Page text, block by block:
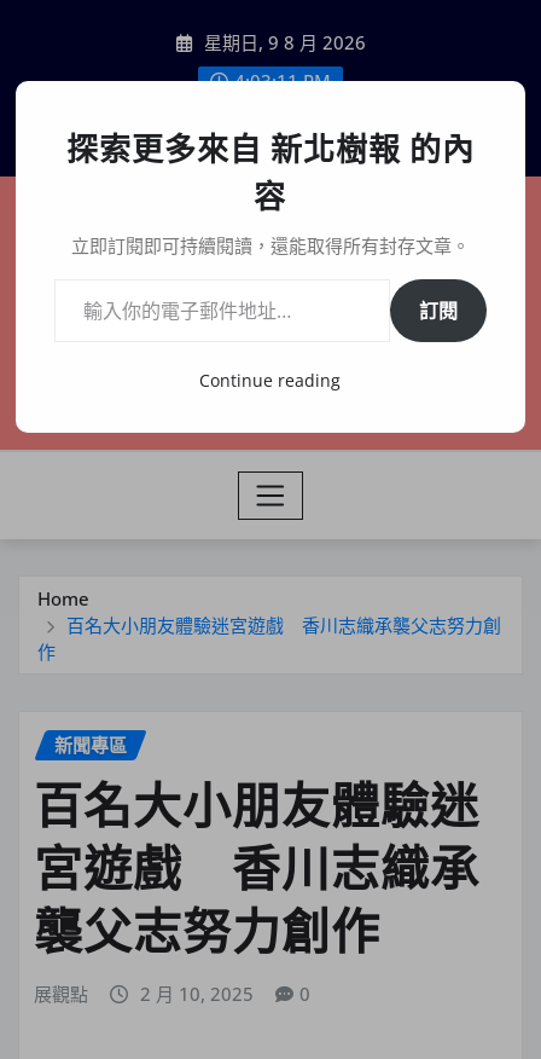
content
星期日, 9 8 月 2026
4:03:12 PM
聯絡我們
新北樹報
在地、記憶、連結、創生
Home
百名大小朋友體驗迷宮遊戲 香川志織承襲父志努力創
作
新聞專區
百名大小朋友體驗迷
宮遊戲 香川志織承
襲父志努力創作
展觀點 2 月 10, 2025 0
探索更多來自 新北樹報 的內
容
立即訂閱即可持續閱讀，還能取得所有封存文章。
訂閱
Continue reading